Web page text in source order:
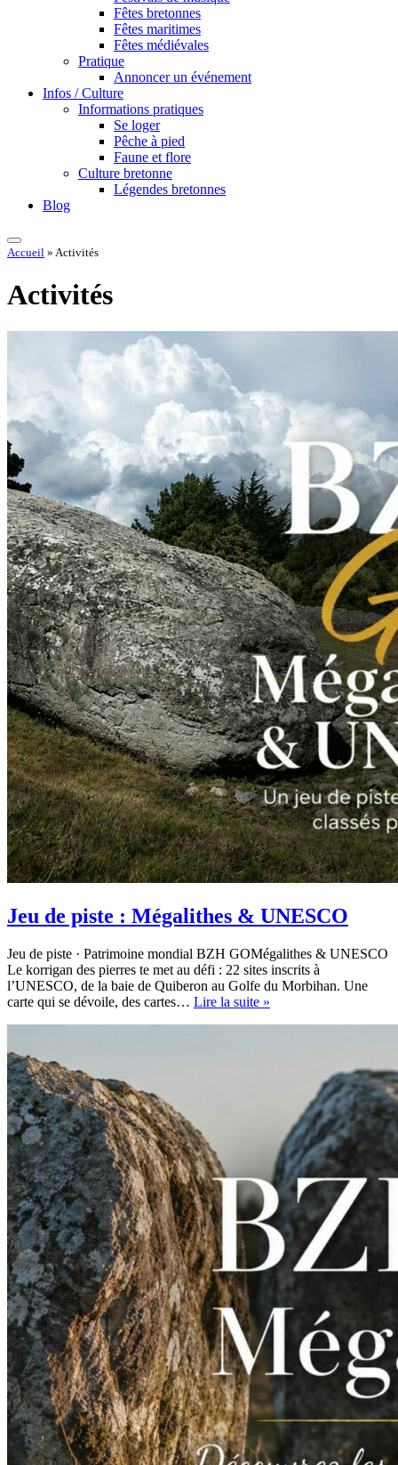
Fêtes bretonnes
Fêtes maritimes
Fêtes médiévales
Pratique
Annoncer un événement
Infos / Culture
Informations pratiques
Se loger
Pêche à pied
Faune et flore
Culture bretonne
Légendes bretonnes
Blog
Accueil » Activités
Activités
Jeu de piste : Mégalithes & UNESCO
Jeu de piste · Patrimoine mondial BZH GOMégalithes & UNESCO
Le korrigan des pierres te met au défi : 22 sites inscrits à
l’UNESCO, de la baie de Quiberon au Golfe du Morbihan. Une
carte qui se dévoile, des cartes… Lire la suite »
UNESCO